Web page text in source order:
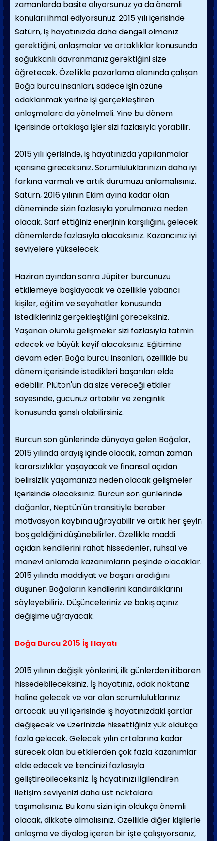
zamanlarda basite alıyorsunuz ya da önemli
konuları ihmal ediyorsunuz. 2015 yılı içerisinde
Satürn, iş hayatınızda daha dengeli olmanız
gerektiğini, anlaşmalar ve ortaklıklar konusunda
soğukkanlı davranmanız gerektiğini size
öğretecek. Özellikle pazarlama alanında çalışan
Boğa burcu insanları, sadece işin özüne
odaklanmak yerine işi gerçekleştiren
anlaşmalara da yönelmeli. Yine bu dönem
içerisinde ortaklaşa işler sizi fazlasıyla yorabilir.
2015 yılı içerisinde, iş hayatınızda yapılanmalar
içerisine gireceksiniz. Sorumluluklarınızın daha iyi
farkına varmalı ve artık durumuzu anlamalısınız.
Satürn, 2016 yılının Ekim ayına kadar olan
döneminde sizin fazlasıyla yorulmanıza neden
olacak. Sarf ettiğiniz enerjinin karşılığını, gelecek
dönemlerde fazlasıyla alacaksınız. Kazancınız iyi
seviyelere yükselecek.
Haziran ayından sonra Jüpiter burcunuzu
etkilemeye başlayacak ve özellikle yabancı
kişiler, eğitim ve seyahatler konusunda
istedikleriniz gerçekleştiğini göreceksiniz.
Yaşanan olumlu gelişmeler sizi fazlasıyla tatmin
edecek ve büyük keyif alacaksınız. Eğitimine
devam eden Boğa burcu insanları, özellikle bu
dönem içerisinde istedikleri başarıları elde
edebilir. Plüton'un da size vereceği etkiler
sayesinde, gücünüz artabilir ve zenginlik
konusunda şanslı olabilirsiniz.
Burcun son günlerinde dünyaya gelen Boğalar,
2015 yılında arayış içinde olacak, zaman zaman
kararsızlıklar yaşayacak ve finansal açıdan
belirsizlik yaşamanıza neden olacak gelişmeler
içerisinde olacaksınız. Burcun son günlerinde
doğanlar, Neptün'ün transitiyle beraber
motivasyon kaybına uğrayabilir ve artık her şeyin
boş geldiğini düşünebilirler. Özellikle maddi
açıdan kendilerini rahat hissedenler, ruhsal ve
manevi anlamda kazanımların peşinde olacaklar.
2015 yılında maddiyat ve başarı aradığını
düşünen Boğaların kendilerini kandırdıklarını
söyleyebiliriz. Düşünceleriniz ve bakış açınız
değişime uğrayacak.
Boğa Burcu 2015 İş Hayatı
2015 yılının değişik yönlerini, ilk günlerden itibaren
hissedebileceksiniz. İş hayatınız, odak noktanız
haline gelecek ve var olan sorumluluklarınız
artacak. Bu yıl içerisinde iş hayatınızdaki şartlar
değişecek ve üzerinizde hissettiğiniz yük oldukça
fazla gelecek. Gelecek yılın ortalarına kadar
sürecek olan bu etkilerden çok fazla kazanımlar
elde edecek ve kendinizi fazlasıyla
geliştirebileceksiniz. İş hayatınızı ilgilendiren
iletişim seviyenizi daha üst noktalara
taşımalısınız. Bu konu sizin için oldukça önemli
olacak, dikkate almalısınız. Özellikle diğer kişilerle
anlaşma ve diyalog içeren bir işte çalışıyorsanız,